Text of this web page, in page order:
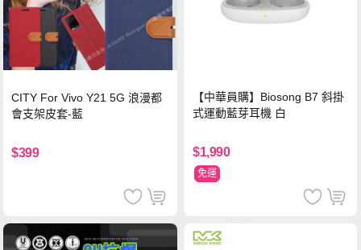
CITY For Vivo Y21 5G 浪漫都
會支架皮套-藍
$399
【中華員購】Biosong B7 斜掛
式運動藍芽耳機 白
$1,990
免運